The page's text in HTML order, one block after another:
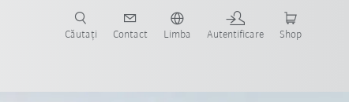
Căutați Contact Limba Autentificare Shop